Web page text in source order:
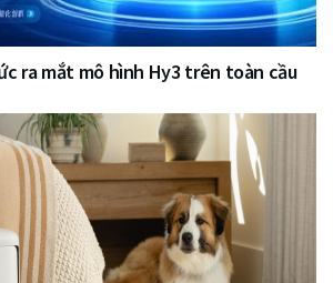
ra mắt mô hình Hy3 trên toàn cầu